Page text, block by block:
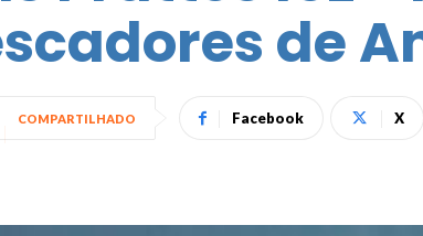
de
COMPARTILHADO Facebook X